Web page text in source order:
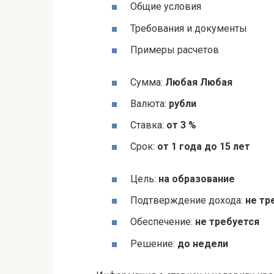
Общие условия
Требования и документы
Примеры расчетов
Сумма: Любая Любая
Валюта: рубли
Ставка: от 3 %
Срок: от 1 года до 15 лет
Цель: на образование
Подтверждение дохода: не
Обеспечение: не требуется
Решение: до недели